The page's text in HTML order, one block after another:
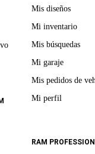
Mis diseños
Mi inventario
Mis búsquedas
Mi garaje
Mis pedidos de
Mi perfil
RAM